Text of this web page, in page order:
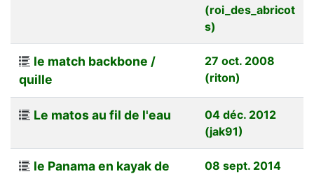
(roi_des_abricot
s)
le match backbone /
quille
27 oct. 2008
(riton)
Le matos au fil de l'eau
04 déc. 2012
(jak91)
le Panama en kayak de
08 sept. 2014